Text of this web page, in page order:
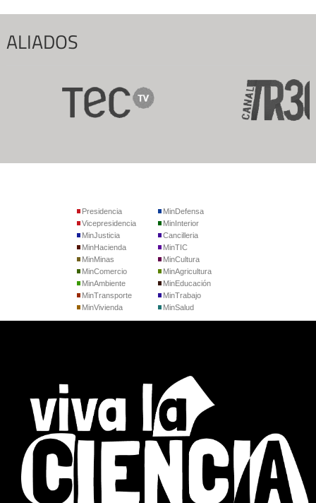
ALIADOS
Presidencia
Vicepresidencia
MinJusticia
MinDefensa
MinInterior
Cancilleria
MinHacienda
MinMinas
MinComercio
MinTIC
MinCultura
MinAgricultura
MinAmbiente
MinTransporte
MinVivienda
MinEducación
MinTrabajo
MinSalud